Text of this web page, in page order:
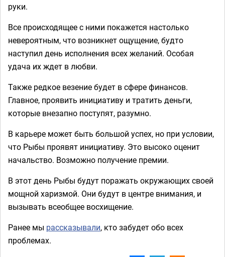
руки.
Все происходящее с ними покажется настолько
невероятным, что возникнет ощущение, будто
наступил день исполнения всех желаний. Особая
удача их ждет в любви.
Также редкое везение будет в сфере финансов.
Главное, проявить инициативу и тратить деньги,
которые внезапно поступят, разумно.
В карьере может быть большой успех, но при условии,
что Рыбы проявят инициативу. Это высоко оценит
начальство. Возможно получение премии.
В этот день Рыбы будут поражать окружающих своей
мощной харизмой. Они будут в центре внимания, и
вызывать всеобщее восхищение.
Ранее мы рассказывали, кто забудет обо всех
проблемах.